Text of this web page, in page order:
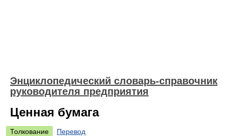
Энциклопедический словарь-справочник
руководителя предприятия
Ценная бумага
Толкование
Перевод